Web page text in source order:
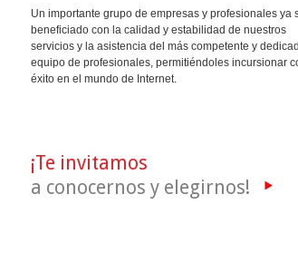
Un importante grupo de empresas y profesionales ya
beneficiado con la calidad y estabilidad de nuestros
servicios y la asistencia del más competente y
equipo de profesionales, permitiéndoles incursionar
éxito en el mundo de Internet.
¡Te invitamos
a conocernos y elegirnos!